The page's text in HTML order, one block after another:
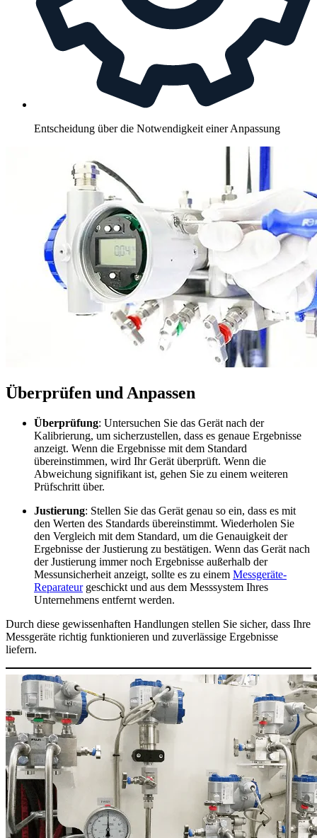
Entscheidung über die Notwendigkeit einer Anpassung
Überprüfen und Anpassen
Überprüfung: Untersuchen Sie das Gerät nach der
Kalibrierung, um sicherzustellen, dass es genaue Ergebnisse
anzeigt. Wenn die Ergebnisse mit dem Standard
übereinstimmen, wird Ihr Gerät überprüft. Wenn die
Abweichung signifikant ist, gehen Sie zu einem weiteren
Prüfschritt über.
Justierung: Stellen Sie das Gerät genau so ein, dass es mit
den Werten des Standards übereinstimmt. Wiederholen Sie
den Vergleich mit dem Standard, um die Genauigkeit der
Ergebnisse der Justierung zu bestätigen. Wenn das Gerät nach
der Justierung immer noch Ergebnisse außerhalb der
Messunsicherheit anzeigt, sollte es zu einem Messgeräte-
Reparateurgeschickt und aus dem Messsystem Ihres
Unternehmens entfernt werden.
Durch diese gewissenhaften Handlungen stellen Sie sicher, dass Ihre
Messgeräte richtig funktionieren und zuverlässige Ergebnisse
liefern.